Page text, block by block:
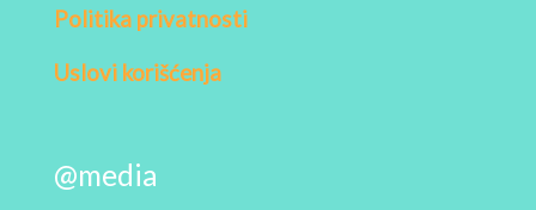
Politika privatnosti
Uslovi korišćenja
@media